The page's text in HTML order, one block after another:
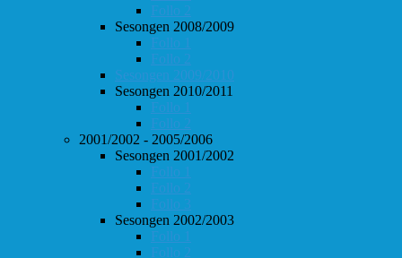
Follo 2
Sesongen 2008/2009
Follo 1
Follo 2
Sesongen 2009/2010
Sesongen 2010/2011
Follo 1
Follo 2
2001/2002 - 2005/2006
Sesongen 2001/2002
Follo 1
Follo 2
Follo 3
Sesongen 2002/2003
Follo 1
Follo 2